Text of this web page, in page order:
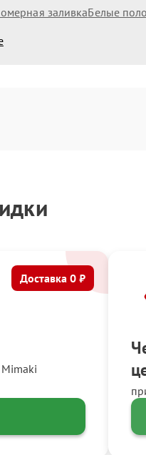
заливкаБелые
Доставка 0 ₽